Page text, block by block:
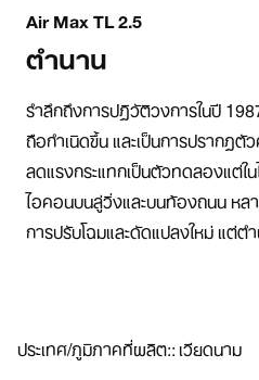
Air Max TL 2.5
ตำนาน
รำลึกถึงการปฏิวัติวงการในปี
ถือกำเนิดขึ้น และเป็นการปรากฏตั
ลดแรงกระแทกเป็นตัวทดลองแต่
ไอคอนบนลู่วิ่งและบนท้องถนน หล
การปรับโฉมและดัดแปลงใหม่ แต่
ประเทศ/ภูมิภาคที่ผลิต::เวียดนาม